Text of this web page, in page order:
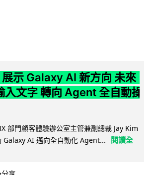
示 Galaxy AI 新方向 未來
入文字 轉向 Agent 全自動操
部門顧客體驗辦公室主管兼副總裁 Jay Kim
Galaxy AI 邁向全自動化 Agent...
閱讀全